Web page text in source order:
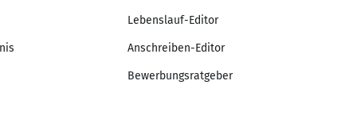
Lebenslauf-Editor
Anschreiben-Editor
Bewerbungsratgeber